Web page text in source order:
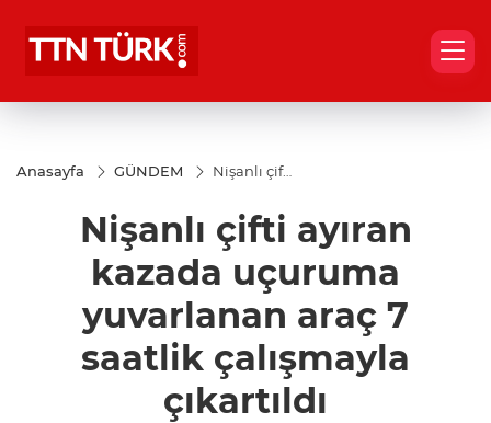
Anasayfa GÜNDEM
Nişanlı çifti
uçuruma
yuvarlanan
saatlik
çalışmayla
çıkartıldı
Nişanlı çifti ayıran
kazada uçuruma
yuvarlanan araç 7
saatlik çalışmayla
çıkartıldı